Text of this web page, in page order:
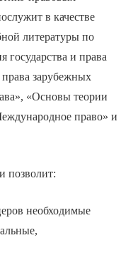
в качестве
литературы по
государства и права
зарубежных
«Основы теории
право» и
позволит:
необходимые